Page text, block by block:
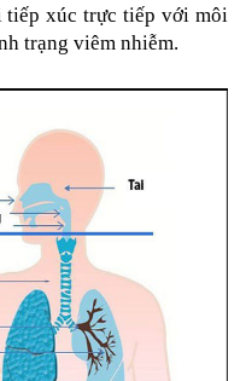
tiếp xúc trực tiếp với môi
trạng viêm nhiễm.